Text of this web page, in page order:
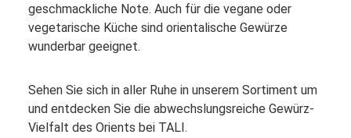
geschmackliche Note. Auch für die vegane oder
vegetarische Küche sind orientalische Gewürze
wunderbar geeignet.
Sehen Sie sich in aller Ruhe in unserem Sortiment um
und entdecken Sie die abwechslungsreiche Gewürz-
Vielfalt des Orients bei TALI.